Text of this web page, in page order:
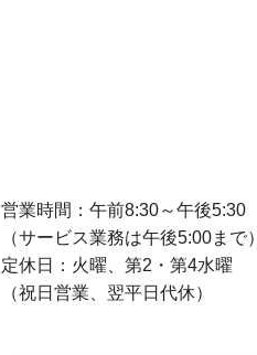
営業時間：午前8:30～午後5:30
（サービス業務は午後5:00まで）
定休日：火曜、第2・第4水曜
（祝日営業、翌平日代休）